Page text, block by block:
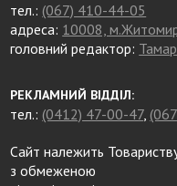
тел.: (067) 410-44-05
адреса: 10008,
головний редактор:
РЕКЛАМНИЙ ВІДДІЛ:
тел.: (0412) 47-00-47,
Сайт належить
з обмеженою